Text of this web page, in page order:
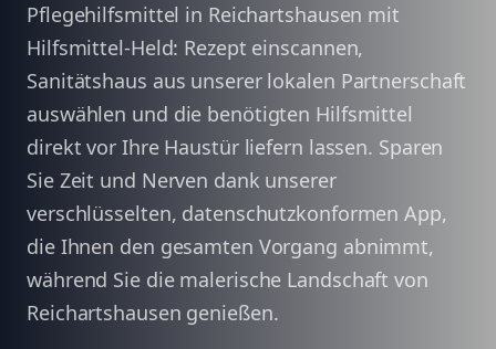
Pflegehilfsmittel in Reichartshausen mit
Hilfsmittel-Held: Rezept einscannen,
Sanitätshaus aus unserer lokalen Partnerschaft
auswählen und die benötigten Hilfsmittel
direkt vor Ihre Haustür liefern lassen. Sparen
Sie Zeit und Nerven dank unserer
verschlüsselten, datenschutzkonformen App,
die Ihnen den gesamten Vorgang abnimmt,
während Sie die malerische Landschaft von
Reichartshausen genießen.